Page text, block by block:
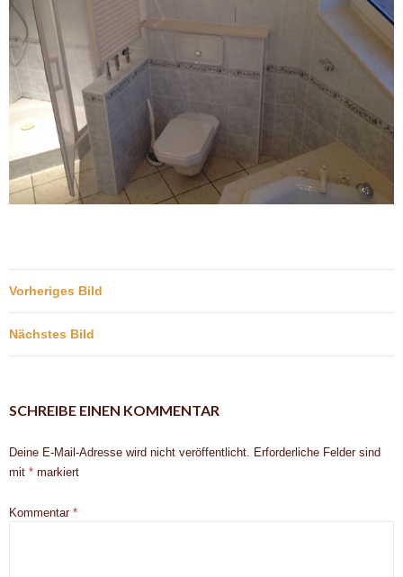
Vorheriges Bild
Nächstes Bild
SCHREIBE EINEN KOMMENTAR
Deine E-Mail-Adresse wird nicht veröffentlicht. Erforderliche Felder sind
mit * markiert
Kommentar *